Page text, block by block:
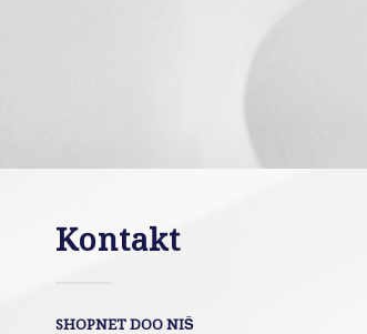
Kontakt
SHOPNET DOO NIŠ